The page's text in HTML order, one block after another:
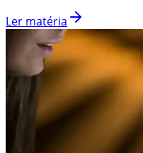
Ler matéria